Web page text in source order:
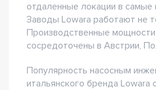
отдаленные локации в самые
Заводы Lowara работают не
Производственные
сосредоточены в Австрии,
Популярность насосным
итальянского бренда Lowara